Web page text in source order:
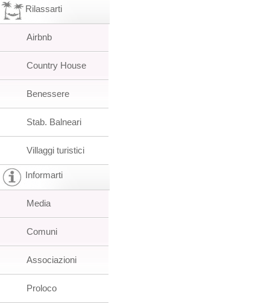
Rilassarti
Airbnb
Country House
Benessere
Stab. Balneari
Villaggi turistici
Informarti
Media
Comuni
Associazioni
Proloco